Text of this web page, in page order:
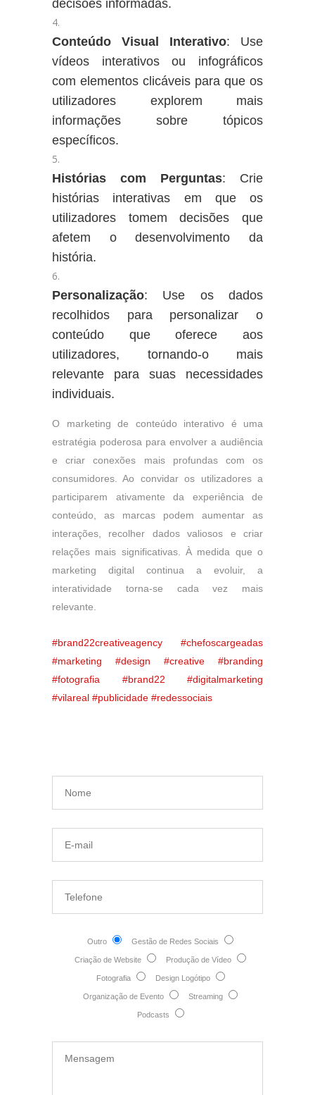
decisões informadas.
Conteúdo Visual Interativo: Use
vídeos interativos ou infográficos
com elementos clicáveis para que os
utilizadores explorem mais
informações sobre tópicos
específicos.
Histórias com Perguntas: Crie
histórias interativas em que os
utilizadores tomem decisões que
afetem o desenvolvimento da
história.
Personalização: Use os dados
recolhidos para personalizar o
conteúdo que oferece aos
utilizadores, tornando-o mais
relevante para suas necessidades
individuais.
O marketing de conteúdo interativo é uma
estratégia poderosa para envolver a audiência
e criar conexões mais profundas com os
consumidores. Ao convidar os utilizadores a
participarem ativamente da experiência de
conteúdo, as marcas podem aumentar as
interações, recolher dados valiosos e criar
relações mais significativas. À medida que o
marketing digital continua a evoluir, a
interatividade torna-se cada vez mais
relevante.
#brand22creativeagency #chefoscargeadas
#marketing
#design #creative
#branding
#fotografia
#brand22
#digitalmarketing
#vilareal #publicidade #redessociais
Outro Gestão de Redes Sociais
Criação de Website Produção de Vídeo
Fotografia Design Logótipo
Organização de Evento Streaming
Podcasts